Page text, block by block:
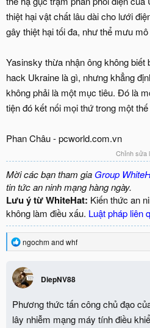
thiệt hại vật chất lâu dài cho lưới
gây thiệt hại tối đa, như thể mưu
Yasinsky thừa nhận ông không
hack Ukraine là gì, nhưng khẳng
không phải là một mục tiêu. Đó là
tiện đó kết nối mọi thứ trong một
Phan Châu - pcworld.com.vn
Chỉnh sửa
Mời các bạn tham gia Group
tin tức an ninh mạng hàng ngày.
Lưu ý từ WhiteHat: Kiến thức an
không làm điều xấu. Luật pháp liên
R
e
c
t
i
n
s
ngochmand whf
DiepNV88
Phương thức tấn công chủ đạo
lây nhiễm mạng máy tính điều